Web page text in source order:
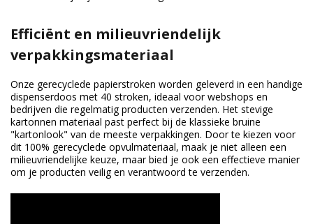
Efficiënt en milieuvriendelijk
verpakkingsmateriaal
Onze gerecyclede papierstroken worden geleverd in een handige
dispenserdoos met 40 stroken, ideaal voor webshops en
bedrijven die regelmatig producten verzenden. Het stevige
kartonnen materiaal past perfect bij de klassieke bruine
"kartonlook" van de meeste verpakkingen. Door te kiezen voor
dit 100% gerecyclede opvulmateriaal, maak je niet alleen een
milieuvriendelijke keuze, maar bied je ook een effectieve manier
om je producten veilig en verantwoord te verzenden.